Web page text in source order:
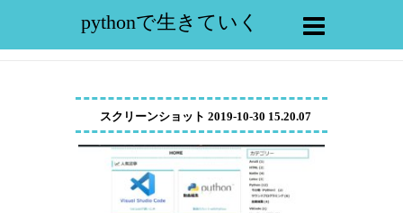
pythonで生きていく
スクリーンショット 2019-10-30 15.20.07